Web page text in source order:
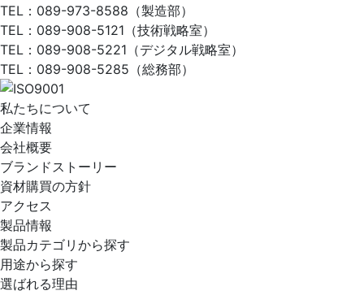
TEL：089-973-8588（製造部）
TEL：089-908-5121（技術戦略室）
TEL：089-908-5221（デジタル戦略室）
TEL：089-908-5285（総務部）
私たちについて
企業情報
会社概要
ブランドストーリー
資材購買の方針
アクセス
製品情報
製品カテゴリから探す
用途から探す
選ばれる理由